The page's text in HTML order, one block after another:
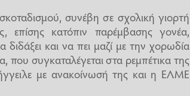
συνέβη σε σχολική γιορτή
επίσης κατόπιν παρέμβασης γονέα,
και να πει μαζί με την χορωδία
συγκαταλέγεται στα ρεμπέτικα της
με ανακοίνωσή της και η ΕΛΜΕ